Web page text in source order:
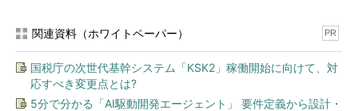
関連資料（ホワイトペーパー） PR
国税庁の次世代基幹システム「KSK2」稼働開始に向けて、対
応すべき変更点とは?
5分で分かる「AI駆動開発エージェント」 要件定義から設計・